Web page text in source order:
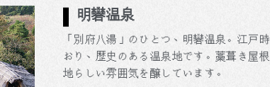
明礬温泉
「別府八湯」のひとつ、明礬温泉。江
おり、歴史のある温泉地です。藁葺き屋
地らしい雰囲気を醸しています。